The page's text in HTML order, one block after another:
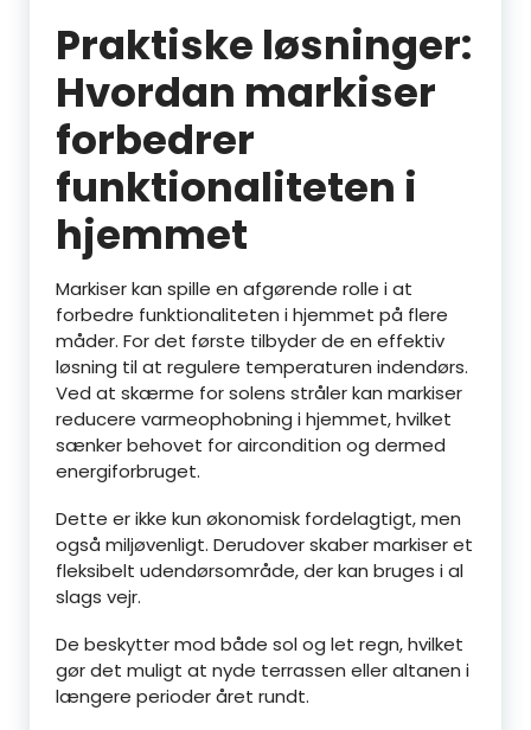
Praktiske løsninger:
Hvordan markiser
forbedrer
funktionaliteten i
hjemmet
Markiser kan spille en afgørende rolle i at
forbedre funktionaliteten i hjemmet på flere
måder. For det første tilbyder de en effektiv
løsning til at regulere temperaturen indendørs.
Ved at skærme for solens stråler kan markiser
reducere varmeophobning i hjemmet, hvilket
sænker behovet for aircondition og dermed
energiforbruget.
Dette er ikke kun økonomisk fordelagtigt, men
også miljøvenligt. Derudover skaber markiser et
fleksibelt udendørsområde, der kan bruges i al
slags vejr.
De beskytter mod både sol og let regn, hvilket
gør det muligt at nyde terrassen eller altanen i
længere perioder året rundt.